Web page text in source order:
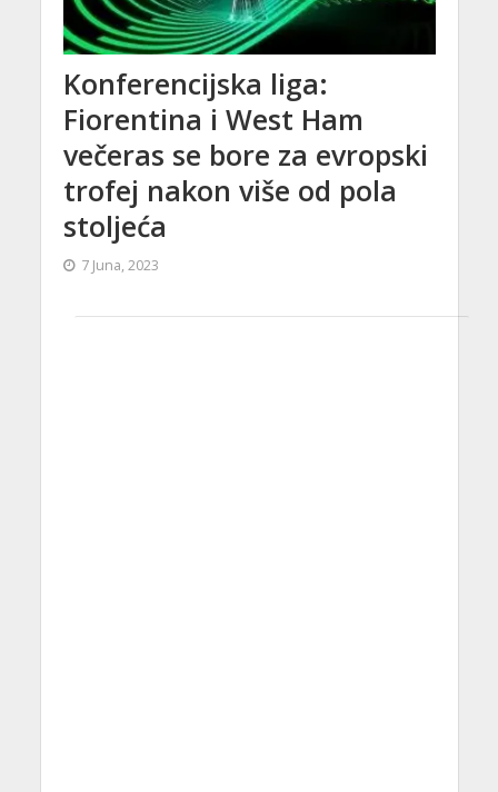
Konferencijska liga:
Fiorentina i West Ham
večeras se bore za evropski
trofej nakon više od pola
stoljeća
7 Juna, 2023